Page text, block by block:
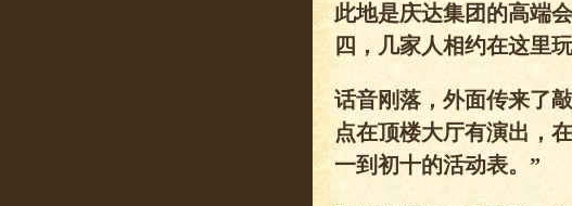
此地是庆达集团的高端
四，几家人相约在这里玩
话音刚落，外面传来了
点在顶楼大厅有演出，
一到初十的活动表。”